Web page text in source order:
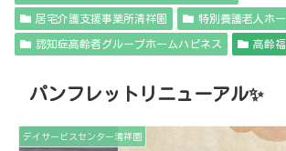
居宅介護支援事業所清祥園 特別養護老人ホ
認知症高齢者グループホームハピネス 高齢
パンフレットリニューアル✨
デイサービスセンター清祥園